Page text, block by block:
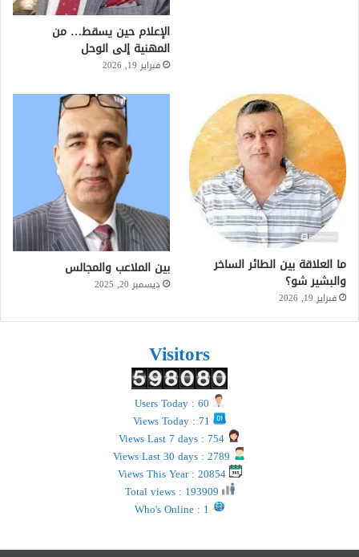
الإعلام حين يسقط… من
المهنية إلى الوحل
فبراير 19, 2026
ما العلاقة بين الطائر الساخر
والبشير شو؟
فبراير 19, 2026
بين الملاعب والمجالس
ديسمبر 20, 2025
Visitors
Views This Year : 20854